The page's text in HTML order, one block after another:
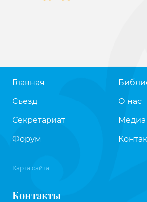
Главная
Съезд
Секретариат
Форум
О нас
Медиа
Карта сайта
Контакты